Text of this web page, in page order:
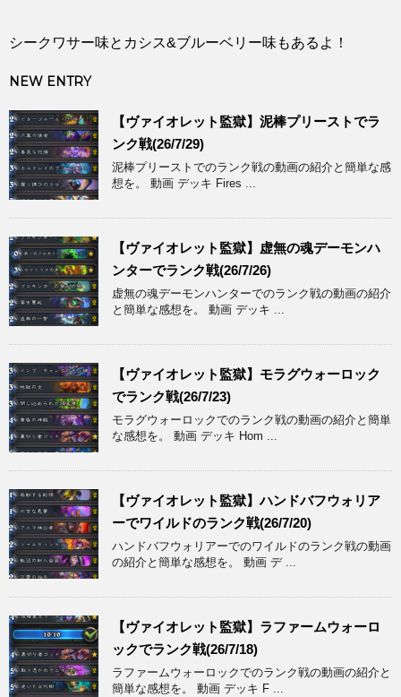
シークワサー味とカシス&ブルーベリー味もあるよ！
NEW ENTRY
【ヴァイオレット監獄】泥棒プリーストでラ
ンク戦(26/7/29)
泥棒プリーストでのランク戦の動画の紹介と簡単な感
想を。 動画 デッキ Fires ...
【ヴァイオレット監獄】虚無の魂デーモンハ
ンターでランク戦(26/7/26)
虚無の魂デーモンハンターでのランク戦の動画の紹介
と簡単な感想を。 動画 デッキ ...
【ヴァイオレット監獄】モラグウォーロック
でランク戦(26/7/23)
モラグウォーロックでのランク戦の動画の紹介と簡単
な感想を。 動画 デッキ Hom ...
【ヴァイオレット監獄】ハンドバフウォリア
ーでワイルドのランク戦(26/7/20)
ハンドバフウォリアーでのワイルドのランク戦の動画
の紹介と簡単な感想を。 動画 デ ...
【ヴァイオレット監獄】ラファームウォーロ
ックでランク戦(26/7/18)
ラファームウォーロックでのランク戦の動画の紹介と
簡単な感想を。 動画 デッキ F ...